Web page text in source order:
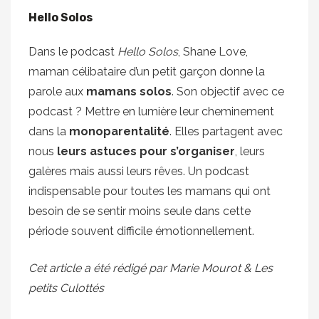
Hello Solos
Dans le podcast Hello Solos, Shane Love,
maman célibataire d’un petit garçon donne la
parole aux mamans solos. Son objectif avec ce
podcast ? Mettre en lumière leur cheminement
dans la monoparentalité. Elles partagent avec
nous leurs astuces pour s’organiser, leurs
galères mais aussi leurs rêves. Un podcast
indispensable pour toutes les mamans qui ont
besoin de se sentir moins seule dans cette
période souvent difficile émotionnellement.
Cet article a été rédigé par Marie Mourot & Les
petits Culottés